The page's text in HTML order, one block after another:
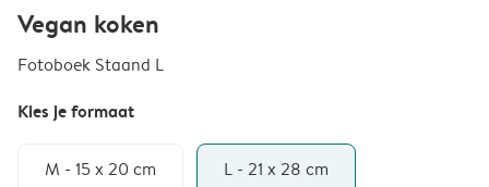
Vegan koken
Fotoboek Staand L
Kies je formaat
M - 15 x 20 cm L - 21 x 28 cm